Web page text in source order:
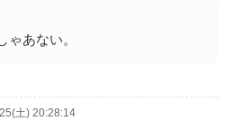
あない。
土) 20:28:14